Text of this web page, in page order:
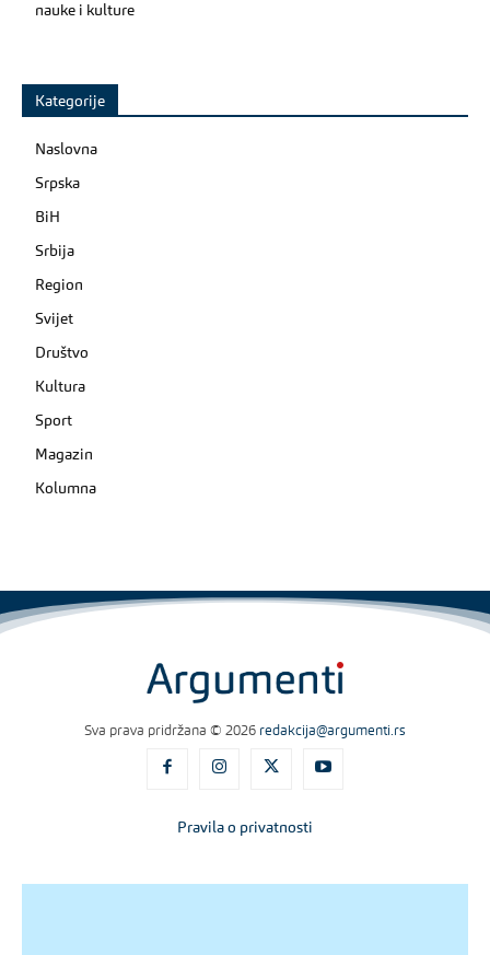
nauke i kulture
Kategorije
Naslovna
Srpska
BiH
Srbija
Region
Svijet
Društvo
Kultura
Sport
Magazin
Kolumna
Sva prava pridržana © 2026 redakcija@argumenti.rs
Pravila o privatnosti